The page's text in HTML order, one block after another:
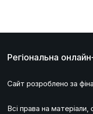
Регіональна
Сайт розроблено за
Всі права на матеріали,